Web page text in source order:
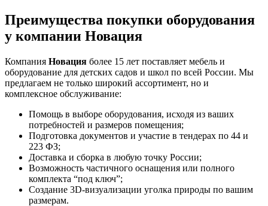
Преимущества покупки оборудования
у компании Новация
Компания Новация более 15 лет поставляет мебель и
оборудование для детских садов и школ по всей России. Мы
предлагаем не только широкий ассортимент, но и
комплексное обслуживание:
Помощь в выборе оборудования, исходя из ваших
потребностей и размеров помещения;
Подготовка документов и участие в тендерах по 44 и
223 ФЗ;
Доставка и сборка в любую точку России;
Возможность частичного оснащения или полного
комплекта “под ключ”;
Создание 3D-визуализации уголка природы по вашим
размерам.